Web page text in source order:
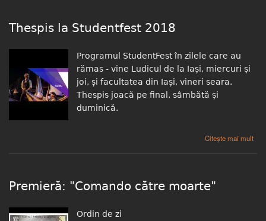
Thespis la Studentfest 2018
Programul StudentFest în zilele care au
rămas - vine Ludicul de la Iași, miercuri și
joi, și facultatea din Iași, vineri seara.
Thespis joacă pe final, sâmbătă și
duminică.
Citește mai mult
Premieră: "Comando către moarte"
Ordin de zi